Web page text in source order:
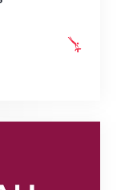
le 1er août